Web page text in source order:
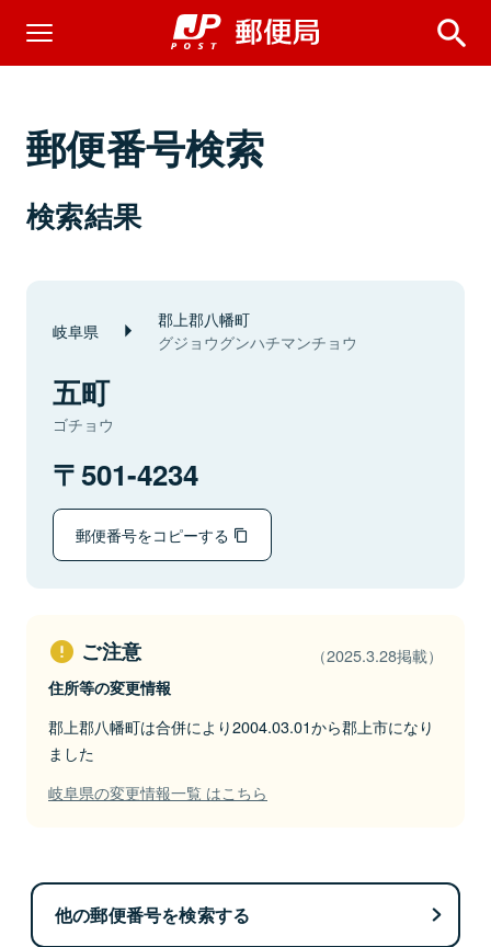
郵便番号検索
検索結果
岐阜県 郡上郡八幡町
グジョウグンハチマンチョウ
五町
ゴチョウ
501-4234
郵便番号をコピーする
ご注意 （2025.3.28掲載）
住所等の変更情報
郡上郡八幡町は合併により2004.03.01から郡上市になり
ました
岐阜県の変更情報一覧 はこちら
他の郵便番号を検索する